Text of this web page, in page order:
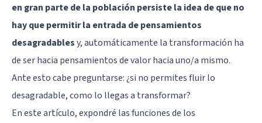
en gran parte de la población persiste la idea de que no
hay que permitir la entrada de pensamientos
desagradablesy, automáticamente la transformación ha
de ser hacia pensamientos de valor hacia uno/a mismo.
Ante esto cabe preguntarse: ¿si no permites fluir lo
desagradable, como lo llegas a transformar?
En este artículo, expondré las funciones de los